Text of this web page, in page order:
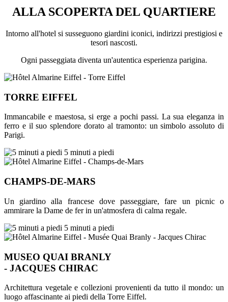
ALLA SCOPERTA DEL QUARTIERE
Intorno all'hotel si susseguono giardini iconici, indirizzi prestigiosi e
tesori nascosti.
Ogni passeggiata diventa un'autentica esperienza parigina.
TORRE EIFFEL
Immancabile e maestosa, si erge a pochi passi. La sua eleganza in
ferro e il suo splendore dorato al tramonto: un simbolo assoluto di
Parigi.
5 minuti a piedi
CHAMPS-DE-MARS
Un giardino alla francese dove passeggiare, fare un picnic o
ammirare la Dame de fer in un'atmosfera di calma regale.
5 minuti a piedi
MUSEO QUAI BRANLY
- JACQUES CHIRAC
Architettura vegetale e collezioni provenienti da tutto il mondo: un
luogo affascinante ai piedi della Torre Eiffel.